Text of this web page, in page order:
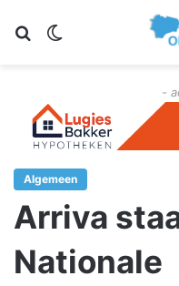
Zoeken
-
Algemeen
Arriva
Nationale